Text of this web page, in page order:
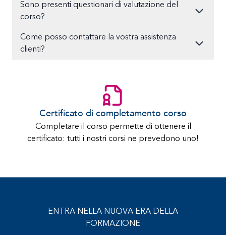
Sono presenti questionari di valutazione del
corso?
Come posso contattare la vostra assistenza
clienti?
Certificato di completamento corso
Completare il corso permette di ottenere il
certificato: tutti i nostri corsi ne prevedono uno!
ENTRA NELLA NUOVA ERA DELLA
FORMAZIONE